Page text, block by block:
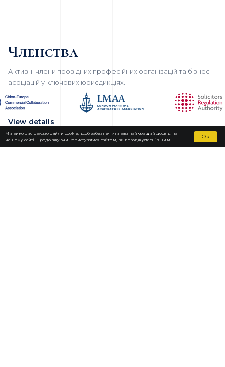
Членства
Активні члени провідних професійних організацій та бізнес-
асоціацій у ключових юрисдикціях.
View details
Ми використовуємо файли cookie, щоб забезпечити вам найкращий досвід на
нашому сайті. Продовжуючи користуватися сайтом, ви погоджуєтесь із цим.
Ok